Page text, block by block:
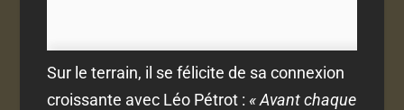
Sur le terrain, il se félicite de sa connexion
croissante avec Léo Pétrot :« Avant chaque